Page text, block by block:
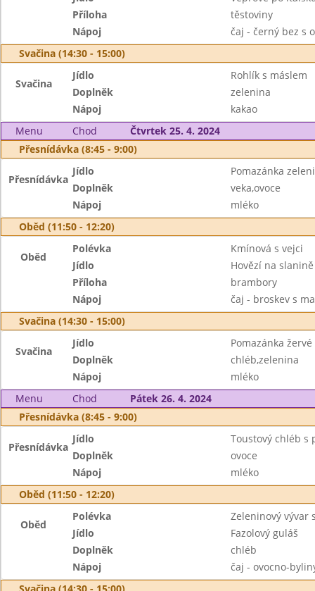
Příloha
těstoviny
Nápoj
čaj - černý bez s
Svačina (14:30 - 15:00)
Svačina
Jídlo
Rohlík s máslem
Doplněk
zelenina
Nápoj
kakao
Menu
Chod
Čtvrtek 25. 4. 2024
Přesnídávka (8:45 - 9:00)
Přesnídávka
Jídlo
Pomazánka
Doplněk
veka,ovoce
Nápoj
mléko
Oběd (11:50 - 12:20)
Oběd
Polévka
Kmínová s vejci
Jídlo
Hovězí na slanině
Příloha
brambory
Nápoj
čaj - broskev s
Svačina (14:30 - 15:00)
Svačina
Jídlo
Pomazánka
Doplněk
chléb,zelenina
Nápoj
mléko
Menu
Chod
Pátek 26. 4. 2024
Přesnídávka (8:45 - 9:00)
Přesnídávka
Jídlo
Toustový chléb s
Doplněk
ovoce
Nápoj
mléko
Oběd (11:50 - 12:20)
Oběd
Polévka
Zeleninový vývar
Jídlo
Fazolový guláš
Doplněk
chléb
Nápoj
čaj - ovocno-